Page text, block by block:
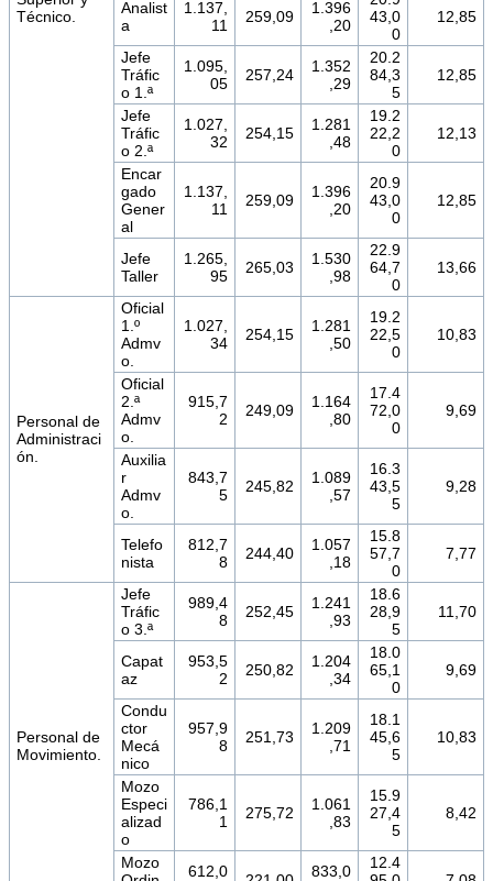
Técnico.
Analist
a
1.137,
11
259,09
1.396
,20
43,0
0
12,85
Jefe
Tráfic
o 1.ª
1.095,
05
257,24
1.352
,29
20.2
84,3
5
12,85
Jefe
Tráfic
o 2.ª
1.027,
32
254,15
1.281
,48
19.2
22,2
0
12,13
Encar
gado
Gener
al
1.137,
11
259,09
1.396
,20
20.9
43,0
0
12,85
Jefe
Taller
1.265,
95
265,03
1.530
,98
22.9
64,7
0
13,66
Personal de
Administraci
ón.
Oficial
1.º
Admv
o.
1.027,
34
254,15
1.281
,50
19.2
22,5
0
10,83
Oficial
2.ª
Admv
o.
915,7
2
249,09
1.164
,80
17.4
72,0
0
9,69
Auxilia
r
Admv
o.
843,7
5
245,82
1.089
,57
16.3
43,5
5
9,28
Telefo
nista
812,7
8
244,40
1.057
,18
15.8
57,7
0
7,77
Personal de
Movimiento.
Jefe
Tráfic
o 3.ª
989,4
8
252,45
1.241
,93
18.6
28,9
5
11,70
Capat
az
953,5
2
250,82
1.204
,34
18.0
65,1
0
9,69
Condu
ctor
Mecá
nico
957,9
8
251,73
1.209
,71
18.1
45,6
5
10,83
Mozo
Especi
alizad
o
786,1
1
275,72
1.061
,83
15.9
27,4
5
8,42
Mozo
612,0
833,0
12.4